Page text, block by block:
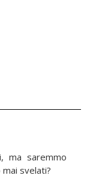
ma saremmo
svelati?